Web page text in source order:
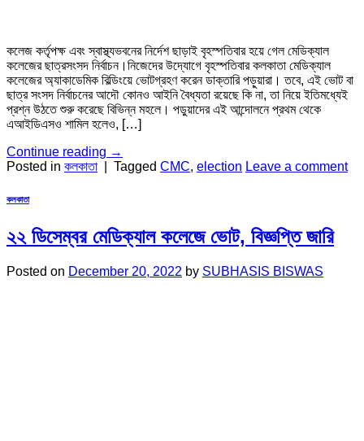
কলেজ কর্তৃপক্ষ এবং স্বাস্থ্যভবনের নির্দেশ ছাড়াই বৃহস্পতিবার হয়ে গেল মেডিক্যাল
কলেজের ছাত্রসংসদ নির্বাচন।নিজেদের উদ্যোগে বৃহস্পতিবার কলকাতা মেডিক্যাল
কলেজের অ্যাকাডেমিক বিল্ডিংয়ে ভোটগ্রহণ করেন ডাক্তারি পড়ুয়ারা। তবে, এই ভোট বা
ছাত্র সংসদ নির্বাচনের আদৌ কোনও আইনি বৈধ্যতা রয়েছে কি না, তা নিয়ে ইতিমধ্যেই
প্রশ্ন উঠতে শুরু করেছে বিভিন্ন মহলে। পড়ুয়াদের এই আন্দোলনে প্রথম থেকে
এআইডিএসও শামিল হলেও, […]
Continue reading →
Posted in কলকাতা Tagged CMC, election Leave a comment
কলকাতা
২২ ডিসেম্বর মেডিক্যাল কলেজে ভোট, বিজ্ঞপ্তি জারি
Posted on December 20, 2022 by SUBHASIS BISWAS